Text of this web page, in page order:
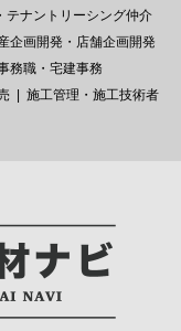
テナントリーシング仲介
企画開発・店舗企画開発
務職・宅建事務
施工管理・施工技術者